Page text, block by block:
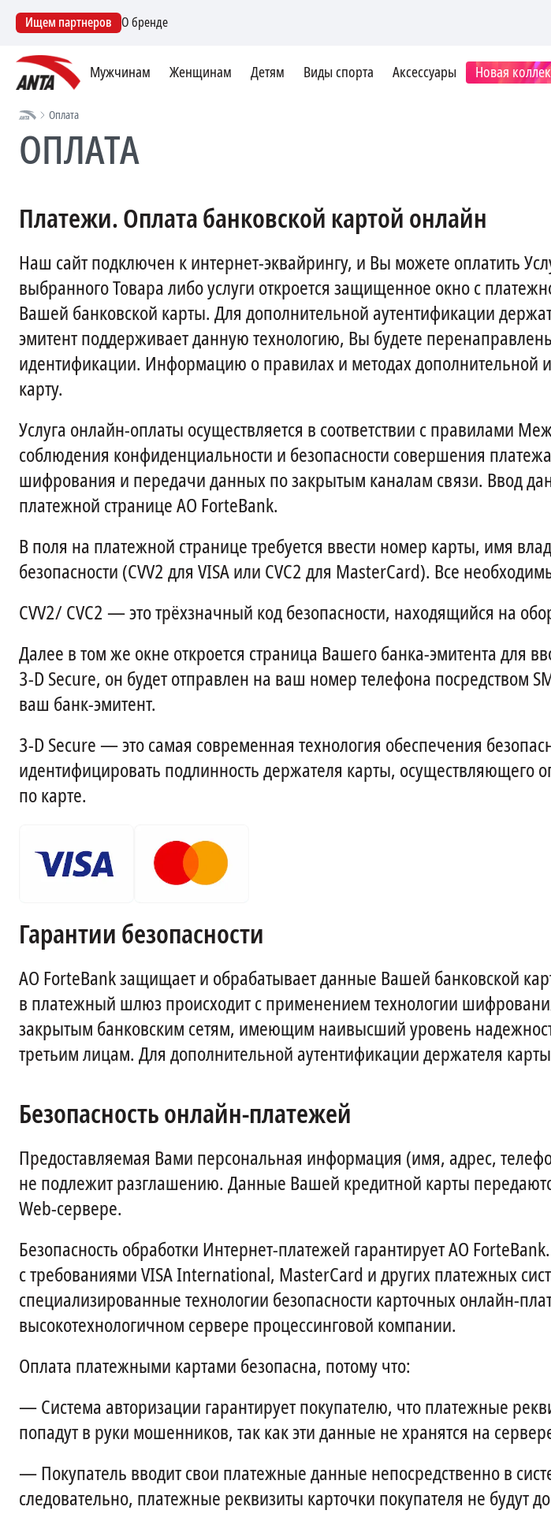
Ищем партнеров О бренде
Мужчинам Женщинам Детям Виды спорта Аксессуары Новая
Оплата
ОПЛАТА
Платежи. Оплата банковской картой онлайн
Наш сайт подключен к интернет-эквайрингу, и Вы можете оплатить
выбранного Товара либо услуги откроется защищенное окно с
Вашей банковской карты. Для дополнительной аутентификации
эмитент поддерживает данную технологию, Вы будете
идентификации. Информацию о правилах и методах
карту.
Услуга онлайн-оплаты осуществляется в соответствии с правилами
соблюдения конфиденциальности и безопасности совершения
шифрования и передачи данных по закрытым каналам связи. Ввод
платежной странице АО ForteBank.
В поля на платежной странице требуется ввести номер карты, имя
безопасности (CVV2 для VISA или CVC2 для MasterCard). Все
CVV2/ CVC2 — это трёхзначный код безопасности, находящийся на
Далее в том же окне откроется страница Вашего банка-эмитента для
3-D Secure, он будет отправлен на ваш номер телефона посредством
ваш банк-эмитент.
3-D Secure — это самая современная технология обеспечения
идентифицировать подлинность держателя карты,
по карте.
Гарантии безопасности
АО ForteBank защищает и обрабатывает данные Вашей банковской
в платежный шлюз происходит с применением технологии
закрытым банковским сетям, имеющим наивысший уровень
третьим лицам. Для дополнительной аутентификации держателя
Безопасность онлайн-платежей
Предоставляемая Вами персональная информация (имя, адрес,
не подлежит разглашению. Данные Вашей кредитной карты
Web-сервере.
Безопасность обработки Интернет-платежей гарантирует АО
с требованиями VISA International, MasterCard и других платежных
специализированные технологии безопасности карточных онлайн-
высокотехнологичном сервере процессинговой компании.
Оплата платежными картами безопасна, потому что:
—Система авторизации гарантирует покупателю, что платежные
попадут в руки мошенников, так как эти данные не хранятся на
—Покупатель вводит свои платежные данные непосредственно в
следовательно, платежные реквизиты карточки покупателя не будут